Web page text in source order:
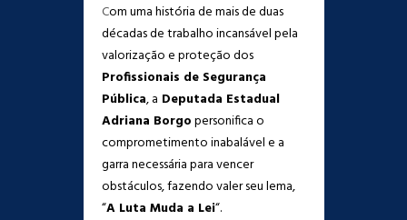
Com uma história de mais de duas
décadas de trabalho incansável pela
valorização e proteção dos
Profissionais de Segurança
Pública, a Deputada Estadual
Adriana Borgopersonifica o
comprometimento inabalável e a
garra necessária para vencer
obstáculos, fazendo valer seu lema,
“A Luta Muda a Lei“.